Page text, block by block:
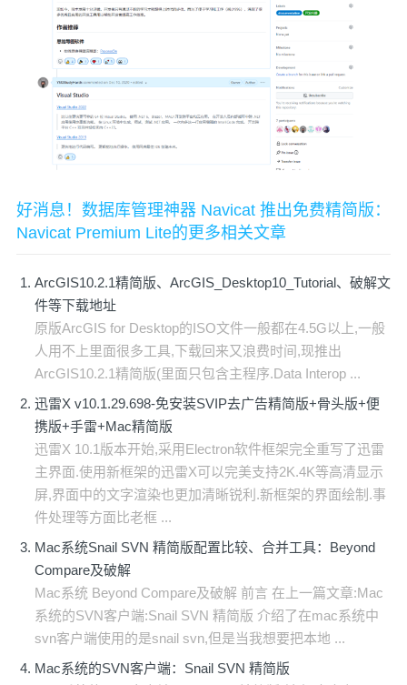
好消息！数据库管理神器 Navicat 推出免费精简版：
Navicat Premium Lite的更多相关文章
ArcGIS10.2.1精简版、ArcGIS_Desktop10_Tutorial、破解文
件等下载地址
原版ArcGIS for Desktop的ISO文件一般都在4.5G以上,一般
人用不上里面很多工具,下载回来又浪费时间,现推出
ArcGIS10.2.1精简版(里面只包含主程序.Data Interop ...
迅雷X v10.1.29.698-免安装SVIP去广告精简版+骨头版+便
携版+手雷+Mac精简版
迅雷X 10.1版本开始,采用Electron软件框架完全重写了迅雷
主界面.使用新框架的迅雷X可以完美支持2K.4K等高清显示
屏,界面中的文字渲染也更加清晰锐利.新框架的界面绘制.事
件处理等方面比老框 ...
Mac系统Snail SVN 精简版配置比较、合并工具：Beyond
Compare及破解
Mac系统 Beyond Compare及破解 前言 在上一篇文章:Mac
系统的SVN客户端:Snail SVN 精简版 介绍了在mac系统中
svn客户端使用的是snail svn,但是当我想要把本地 ...
Mac系统的SVN客户端：Snail SVN 精简版